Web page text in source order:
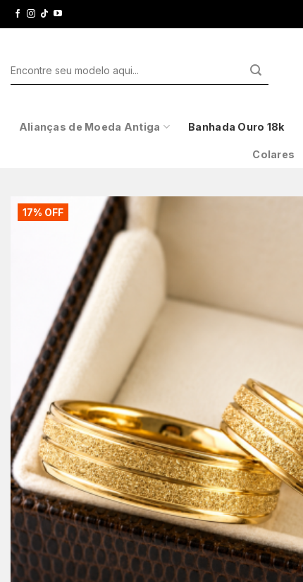
Skip
to
por:
Alianças de Moeda Antiga Banhada Ouro 18k
Colares
17% OFF